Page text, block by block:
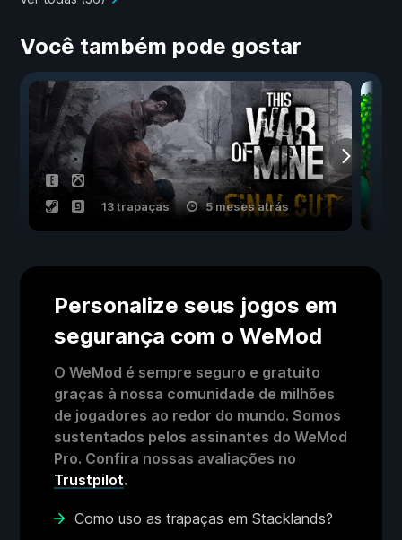
Você também pode gostar
13 trapaças 5 meses atrás
Personalize seus jogos em
segurança com o WeMod
O WeMod é sempre seguro e gratuito
graças à nossa comunidade de milhões
de jogadores ao redor do mundo. Somos
sustentados pelos assinantes do WeMod
Pro. Confira nossas avaliações no
Trustpilot.
Como uso as trapaças em Stacklands?